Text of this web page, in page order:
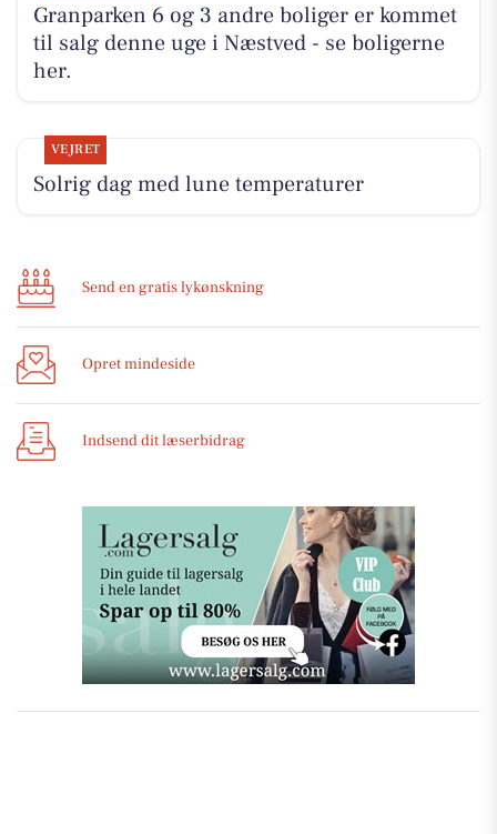
Granparken 6 og 3 andre boliger er kommet
til salg denne uge i Næstved - se boligerne
her.
VEJRET
Solrig dag med lune temperaturer
Send en gratis lykønskning
Opret mindeside
Indsend dit læserbidrag